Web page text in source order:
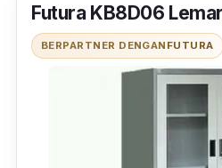
engsel, lemari arsip ini
handleyang nyaman dan
tangan kamu agar tidak
membuka ataupun
terdapat pula kunci, yang
kamu simpan di lemari ini
Futura KB8D06
BERPARTNER DENGAN FUTURA